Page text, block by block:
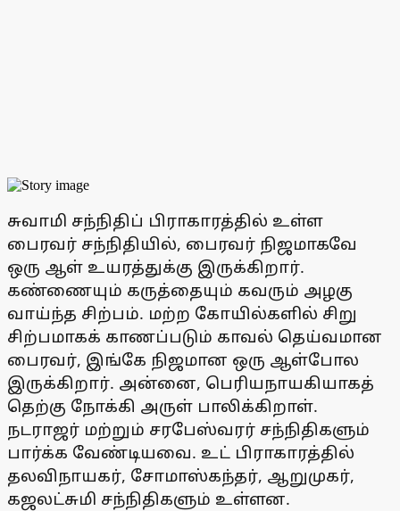
சுவாமி சந்நிதிப் பிராகாரத்தில் உள்ள
பைரவர் சந்நிதியில், பைரவர் நிஜமாகவே
ஒரு ஆள் உயரத்துக்கு இருக்கிறார்.
கண்ணையும் கருத்தையும் கவரும் அழகு
வாய்ந்த சிற்பம். மற்ற கோயில்களில் சிறு
சிற்பமாகக் காணப்படும் காவல் தெய்வமான
பைரவர், இங்கே நிஜமான ஒரு ஆள்போல
இருக்கிறார். அன்னை, பெரியநாயகியாகத்
தெற்கு நோக்கி அருள் பாலிக்கிறாள்.
நடராஜர் மற்றும் சரபேஸ்வரர் சந்நிதிகளும்
பார்க்க வேண்டியவை. உட் பிராகாரத்தில்
தலவிநாயகர், சோமாஸ்கந்தர், ஆறுமுகர்,
கஜலட்சுமி சந்நிதிகளும் உள்ளன.